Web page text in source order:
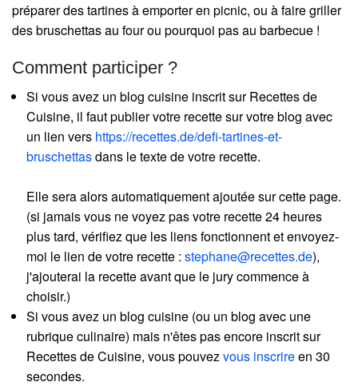
préparer des tartines à emporter en picnic, ou à faire griller
des bruschettas au four ou pourquoi pas au barbecue !
Comment participer ?
Si vous avez un blog cuisine inscrit sur Recettes de
Cuisine, il faut publier votre recette sur votre blog avec
un lien vers https://recettes.de/defi-tartines-et-
bruschettasdans le texte de votre recette.
Elle sera alors automatiquement ajoutée sur cette page.
(si jamais vous ne voyez pas votre recette 24 heures
plus tard, vérifiez que les liens fonctionnent et envoyez-
moi le lien de votre recette : stephane@recettes.de),
j'ajouterai la recette avant que le jury commence à
choisir.)
Si vous avez un blog cuisine (ou un blog avec une
rubrique culinaire) mais n'êtes pas encore inscrit sur
Recettes de Cuisine, vous pouvezvous inscrireen 30
secondes.